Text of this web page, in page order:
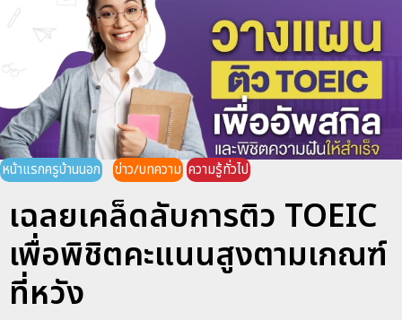
หน้าแรกครูบ้านนอก ข่าว/บทความ ความรู้ทั่วไป
เฉลยเคล็ดลับการติว TOEIC
เพื่อพิชิตคะแนนสูงตามเกณฑ์
ที่หวัง